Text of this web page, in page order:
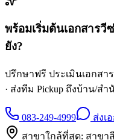
พร้อมเริ่มต้นเอกสารวี
ยัง?
ปรึกษาฟรี ประเมินเอกสา
· ส่งทีม Pickup ถึงบ้าน/สำ
083-249-4999
ส่งเ
สาขาใกล้ที่สุด: สาขา